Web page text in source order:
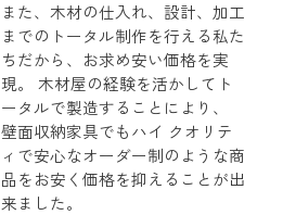
また、木材の仕入れ、設計、加工
までのトータル制作を行える私た
ちだから、お求め安い価格を実
現。 木材屋の経験を活かしてト
ータルで製造することにより、
壁面収納家具でもハイ クオリテ
ィで安心なオーダー制のような商
品をお安く価格を抑えることが出
来ました。